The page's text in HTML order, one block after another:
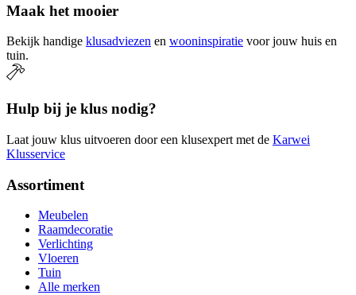
Maak het mooier
Bekijk handige klusadviezen en wooninspiratie voor jouw huis en
tuin.
Hulp bij je klus nodig?
Laat jouw klus uitvoeren door een klusexpert met de Karwei
Klusservice
Assortiment
Meubelen
Raamdecoratie
Verlichting
Vloeren
Tuin
Alle merken